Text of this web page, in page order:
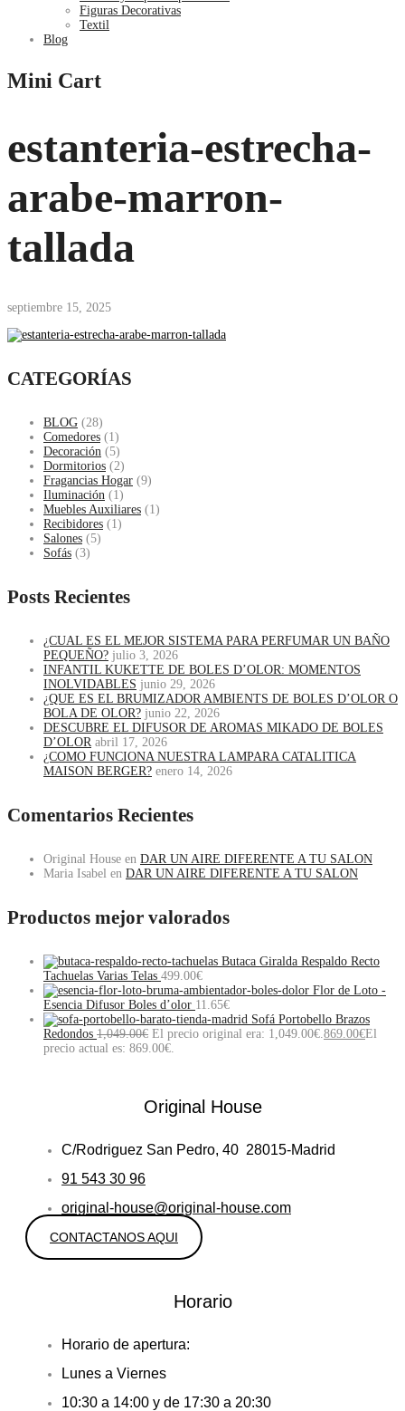
Figuras Decorativas
Textil
Blog
Mini Cart
estanteria-estrecha-
arabe-marron-
tallada
septiembre 15, 2025
CATEGORÍAS
BLOG (28)
Comedores (1)
Decoración (5)
Dormitorios (2)
Fragancias Hogar (9)
Iluminación (1)
Muebles Auxiliares (1)
Recibidores (1)
Salones (5)
Sofás (3)
Posts Recientes
¿CUAL ES EL MEJOR SISTEMA PARA PERFUMAR UN BAÑO
PEQUEÑO? julio 3, 2026
INFANTIL KUKETTE DE BOLES D’OLOR: MOMENTOS
INOLVIDABLES junio 29, 2026
¿QUE ES EL BRUMIZADOR AMBIENTS DE BOLES D’OLOR O
BOLA DE OLOR? junio 22, 2026
DESCUBRE EL DIFUSOR DE AROMAS MIKADO DE BOLES
D’OLOR abril 17, 2026
¿COMO FUNCIONA NUESTRA LAMPARA CATALITICA
MAISON BERGER? enero 14, 2026
Comentarios Recientes
Original House en DAR UN AIRE DIFERENTE A TU SALON
Maria Isabel en DAR UN AIRE DIFERENTE A TU SALON
Productos mejor valorados
Butaca Giralda Respaldo Recto
Tachuelas Varias Telas 499.00€
Flor de Loto -
Esencia Difusor Boles d’olor 11.65€
Sofá Portobello Brazos
Redondos 1,049.00€ El precio original era: 1,049.00€. 869.00€El
precio actual es: 869.00€.
Original House
C/Rodriguez San Pedro, 40 28015-Madrid
91 543 30 96
original-house@original-house.com
CONTACTANOS AQUI
Horario
Horario de apertura:
Lunes a Viernes
10:30 a 14:00 y de 17:30 a 20:30